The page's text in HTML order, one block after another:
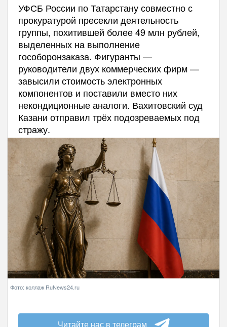
УФСБ России по Татарстану совместно с
прокуратурой пресекли деятельность
группы, похитившей более 49 млн рублей,
выделенных на выполнение
гособоронзаказа. Фигуранты —
руководители двух коммерческих фирм —
завысили стоимость электронных
компонентов и поставили вместо них
некондиционные аналоги. Вахитовский суд
Казани отправил трёх подозреваемых под
стражу.
Фото: коллаж RuNews24.ru
Читайте нас в телеграм